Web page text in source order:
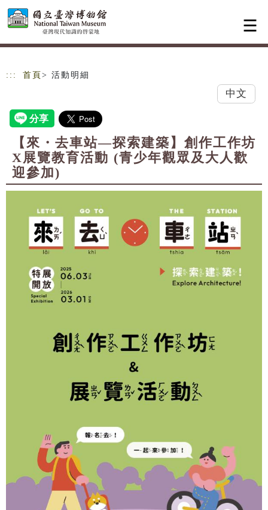
跳到主要內容
網站導覽
::: 首頁 > 活動明細
中文
【來・去車站—探索建築】創作工作坊
X展覽教育活動 (青少年觀眾及大人歡
迎參加)